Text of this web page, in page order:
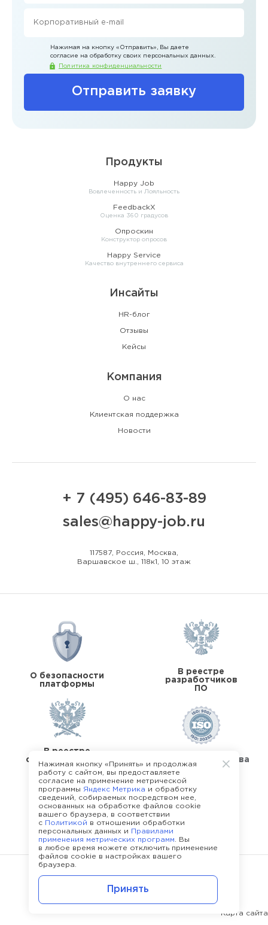
Отправить заявку
Нажимая на кнопку «Отправить» , Вы даете
согласие на обработку своих персональных данных.
Политика конфиденциальности
Продукты
Happy Job
Вовлеченность и Лояльность
FeedbackX
Оценка 360 градусов
Опроскин
Конструктор опросов
Happy Service
Качество внутреннего сервиса
Инсайты
HR-блог
Отзывы
Кейсы
Компания
О нас
Клиентская поддержка
Новости
+ 7 (495) 646-83-89
sales@happy-job.ru
117587, Россия, Москва,
Варшавское ш., 118к1, 10 этаж
О безопасности
платформы
В реестре
разработчиков
ПО
В реестре
операторов перс.
данных
Стандарты качества
О команде Happy Job
©2013 - 2026.
Политика конфиденциальности
Карта сайта
Нажимая кнопку «Принять» и продолжая
работу с сайтом, вы предоставляете
согласие на применение метрической
программы Яндекс Метрика и обработку
сведений, собираемых посредством нее,
основанных на обработке файлов cookie
вашего браузера, в соответствии
с Политикой в отношении обработки
персональных данных и
Правилами
применения метрических программ . Вы
в любое время можете отключить применение
файлов cookie в настройках вашего
браузера.
Принять